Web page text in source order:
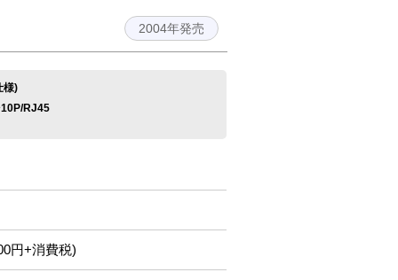
2004年発売
様)
RJ45
円+消費税)